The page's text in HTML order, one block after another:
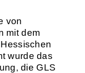
von
mit dem
wurde das
die GLS